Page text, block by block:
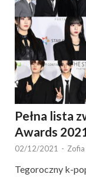
Pełna lista
Awards
02/12/2021 -
Tegoroczny k-